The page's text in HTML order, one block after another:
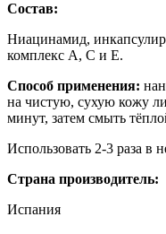
Состав:
Ниацинамид,
комплекс А, С и Е.
Способ применения:
на чистую, сухую кожу
минут, затем смыть
Использовать 2-3 раза в
Страна производитель:
Испания